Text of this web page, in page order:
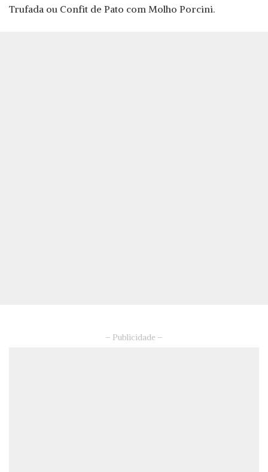
Trufada ou Confit de Pato com Molho Porcini.
– Publicidade –